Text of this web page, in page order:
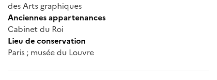
des Arts graphiques
Anciennes appartenances
Cabinet du Roi
Lieu de conservation
Paris ; musée du Louvre